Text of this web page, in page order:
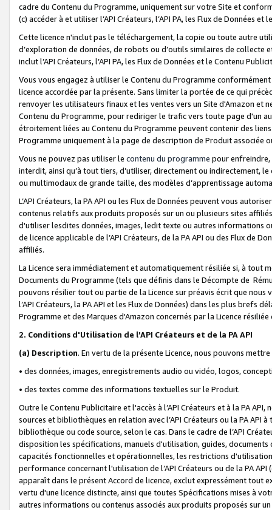
cadre du Contenu du Programme, uniquement sur votre Site et
(c) accéder à et utiliser l’API Créateurs, l’API PA, les Flux de Données
Cette licence n'inclut pas le téléchargement, la copie ou toute autre
d’exploration de données, de robots ou d’outils similaires de
inclut l’API Créateurs, l’API PA, les Flux de Données et le Contenu
Vous vous engagez à utiliser le Contenu du Programme
licence accordée par la présente. Sans limiter la portée de ce qui
renvoyer les utilisateurs finaux et les ventes vers un Site d'Amazon et
Contenu du Programme, pour rediriger le trafic vers toute page d'un
étroitement liées au Contenu du Programme peuvent contenir des
Programme uniquement à la page de description de Produit associée
Vous ne pouvez pas utiliser le contenu du programme pour
interdit, ainsi qu’à tout tiers, d’utiliser, directement ou indirectement,
ou multimodaux de grande taille, des modèles d’apprentissage
L’API Créateurs, la PA API ou les Flux de Données peuvent vous
contenus relatifs aux produits proposés sur un ou plusieurs sites
d'utiliser lesdites données, images, ledit texte ou autres informations
de licence applicable de l’API Créateurs, de la PA API ou des Flux de
affiliés.
La Licence sera immédiatement et automatiquement résiliée si, à
Documents du Programme (tels que définis dans le Décompte de
pouvons résilier tout ou partie de la Licence sur préavis écrit que
l’API Créateurs, la PA API et les Flux de Données) dans les plus
Programme et des Marques d'Amazon concernés par la Licence
2. Conditions d'Utilisation de l’API Créateurs et de la PA API
(a) Description. En vertu de la présente Licence, nous pouvons
• des données, images, enregistrements audio ou vidéo, logos,
• des textes comme des informations textuelles sur le Produit.
Outre le Contenu Publicitaire et l'accès à l’API Créateurs et à la PA
sources et bibliothèques en relation avec l’API Créateurs ou la PA
bibliothèque ou code source, selon le cas. Dans le cadre de l’API
disposition les spécifications, manuels d'utilisation, guides,
capacités fonctionnelles et opérationnelles, les restrictions
performance concernant l'utilisation de l’API Créateurs ou de la PA
apparaît dans le présent Accord de licence, exclut expressément tout
vertu d'une licence distincte, ainsi que toutes Spécifications mises à
autres informations ou contenus associés aux produits proposés sur